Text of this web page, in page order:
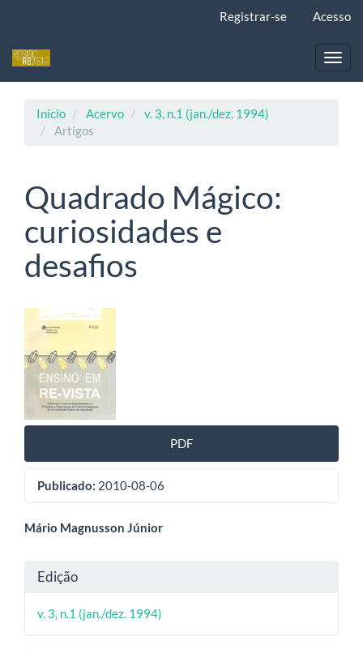
principal
Registrar-se Acesso
Início Acervo
v. 3, n.1 (jan./dez. 1994)
Artigos
Quadrado Mágico:
curiosidades e
desafios
Barra
lateral
de
artigos
PDF
Publicado: 2010-08-06
Conteúdo
artigo
principal
Mário Magnusson Júnior
Detalhes
do
artigo
Edição
v. 3, n.1 (jan./dez. 1994)